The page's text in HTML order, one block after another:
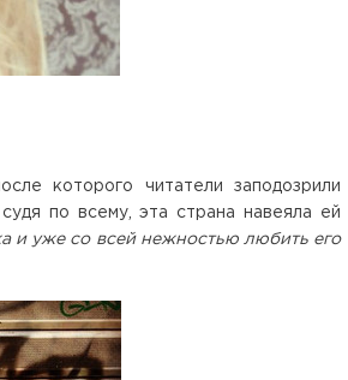
которого читатели заподозрили
по всему, эта страна навеяла ей
и уже со всей нежностью любить его